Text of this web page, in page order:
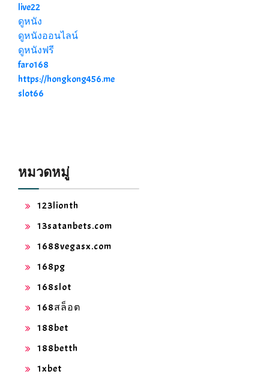
live22
ดูหนัง
ดูหนังออนไลน์
ดูหนังฟรี
faro168
https://hongkong456.me
slot66
หมวดหมู่
123lionth
13satanbets.com
1688vegasx.com
168pg
168slot
168สล็อต
188bet
188betth
1xbet